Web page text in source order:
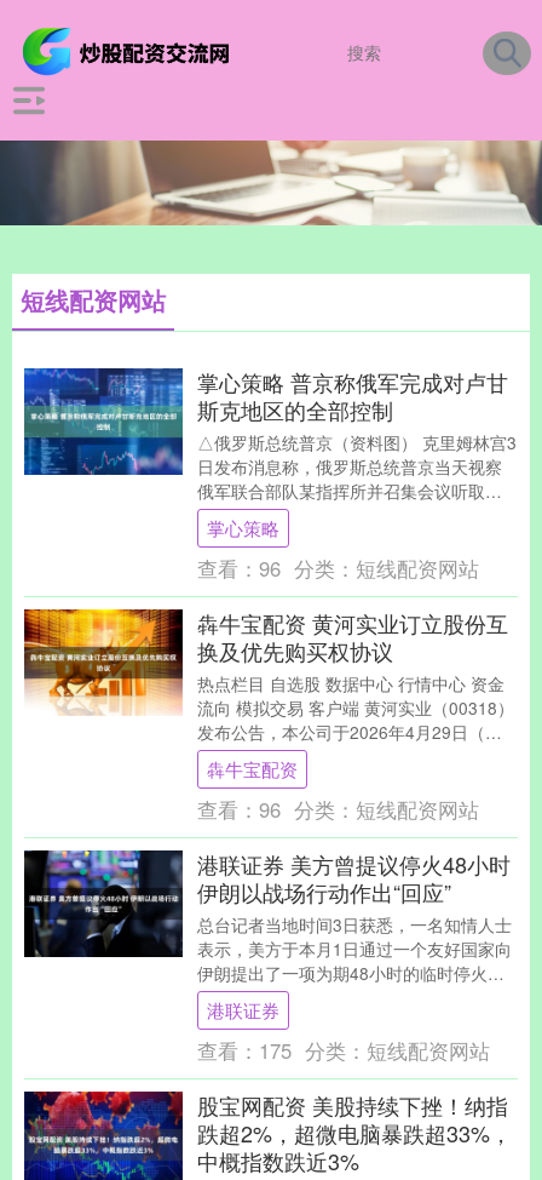
短线配资网站
掌心策略 普京称俄军完成对卢甘
斯克地区的全部控制
△俄罗斯总统普京（资料图） 克里姆林宫3
日发布消息称，俄罗斯总统普京当天视察
俄军联合部队某指挥所并召集会议听取了
俄武装力量总参谋长和特别军事行动各部
队指挥官的汇....
掌心策略
查看： 96 分类： 短线配资网站
犇牛宝配资 黄河实业订立股份互
换及优先购买权协议
热点栏目 自选股 数据中心 行情中心 资金
流向 模拟交易 客户端 黄河实业（00318）
发布公告，本公司于2026年4月29日（交
易时段结束后）订立了股份互换及....
犇牛宝配资
查看： 96 分类： 短线配资网站
港联证券 美方曾提议停火48小时
伊朗以战场行动作出“回应”
总台记者当地时间3日获悉，一名知情人士
表示，美方于本月1日通过一个友好国家向
伊朗提出了一项为期48小时的临时停火建
议。伊朗方面评估认为，由于美方此前对
伊朗军事实....
港联证券
查看： 175 分类： 短线配资网站
股宝网配资 美股持续下挫！纳指
跌超2%，超微电脑暴跌超33%，
中概指数跌近3%